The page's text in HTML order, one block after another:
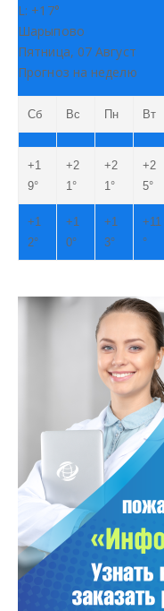
L: +17°
Шарыпово
Пятница, 07 Август
Прогноз на неделю
Сб Вс Пн Вт
+1
9°
+2
1°
+2
1°
+2
5°
+1
2°
+1
0°
+1
3°
+11
°